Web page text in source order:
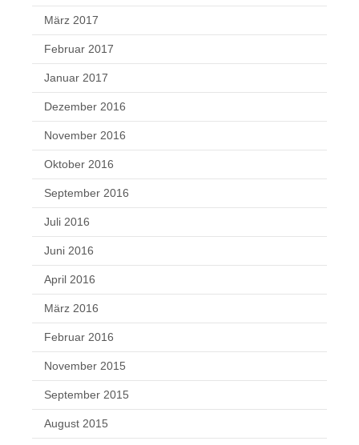
März 2017
Februar 2017
Januar 2017
Dezember 2016
November 2016
Oktober 2016
September 2016
Juli 2016
Juni 2016
April 2016
März 2016
Februar 2016
November 2015
September 2015
August 2015